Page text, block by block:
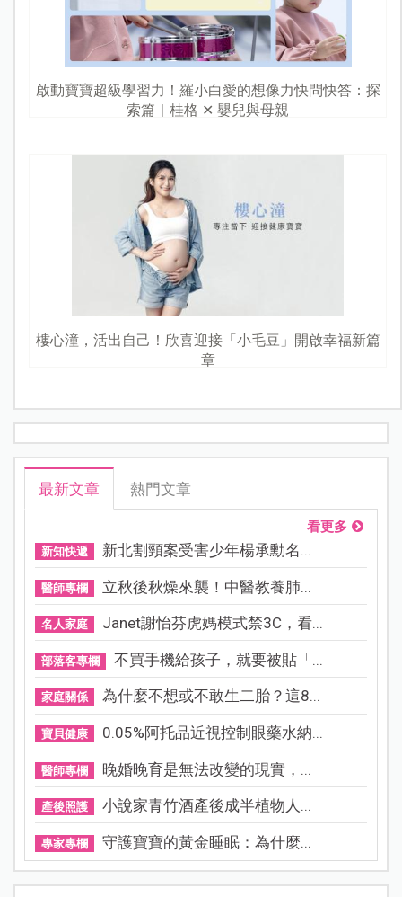
啟動寶寶超級學習力！羅小白愛的想像力快問快答：探
索篇｜桂格 ✕ 嬰兒與母親
樓心潼，活出自己！欣喜迎接「小毛豆」開啟幸福新篇
章
最新文章 熱門文章
看更多
新知快遞 新北割頸案受害少年楊承勳名...
醫師專欄 立秋後秋燥來襲！中醫教養肺...
名人家庭 Janet謝怡芬虎媽模式禁3C，看...
部落客專欄 不買手機給孩子，就要被貼「...
家庭關係 為什麼不想或不敢生二胎？這8...
寶貝健康 0.05%阿托品近視控制眼藥水納...
醫師專欄 晚婚晚育是無法改變的現實，...
產後照護 小說家青竹酒產後成半植物人...
專家專欄 守護寶寶的黃金睡眠：為什麼...